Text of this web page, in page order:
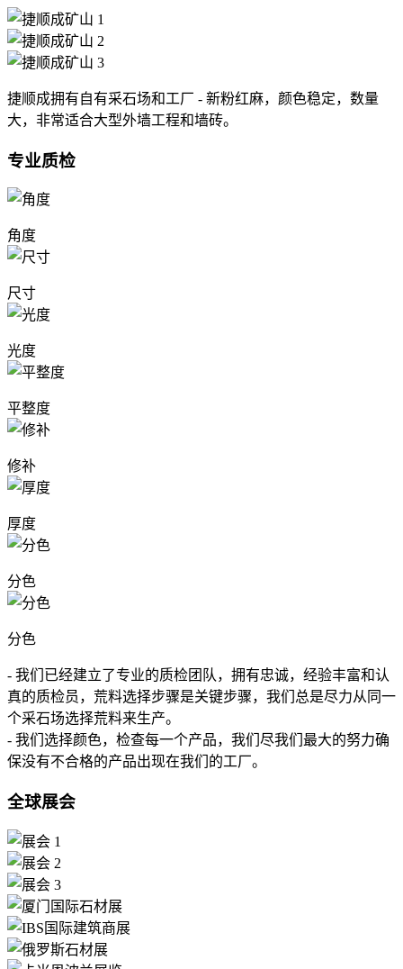
捷顺成拥有自有采石场和工厂 - 新粉红麻，颜色稳定，数量
大，非常适合大型外墙工程和墙砖。
专业质检
角度
尺寸
光度
平整度
修补
厚度
分色
分色
- 我们已经建立了专业的质检团队，拥有忠诚，经验丰富和认
真的质检员，荒料选择步骤是关键步骤，我们总是尽力从同一
个采石场选择荒料来生产。
- 我们选择颜色，检查每一个产品，我们尽我们最大的努力确
保没有不合格的产品出现在我们的工厂。
全球展会